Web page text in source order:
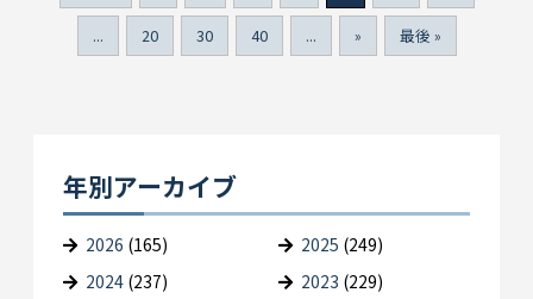
... 20 30 40 ... » 最後 »
年別アーカイブ
2026 (165) 2025 (249)
2024 (237) 2023 (229)